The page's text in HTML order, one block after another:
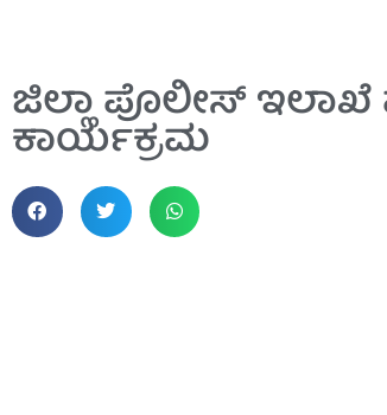
ಜಿಲ್ಲಾ ಪೊಲೀಸ್
ಕಾರ್ಯಕ್ರಮ